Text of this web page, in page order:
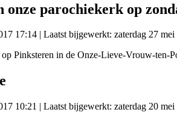
onze parochiekerk op
17:14 Laatst bijgewerkt: zaterdag 27
Pinksteren in de Onze-Lieve-Vrouw-ten-
10:21 | Laatst bijgewerkt: zaterdag 20 mei